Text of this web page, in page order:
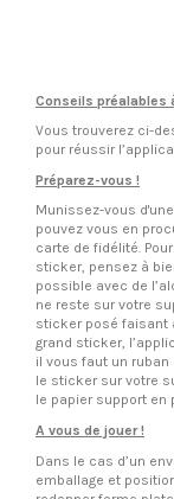
Conseils préalables
Vous trouverez ci-
pour réussir
Préparez-vous !
Munissez-vous
pouvez vous en
carte de fidélité.
sticker, pensez à
possible avec de
ne reste sur votre
sticker posé faisant
grand sticker,
il vous faut un
le sticker sur votre
le papier support en
A vous de jouer !
Dans le cas d’un
emballage et